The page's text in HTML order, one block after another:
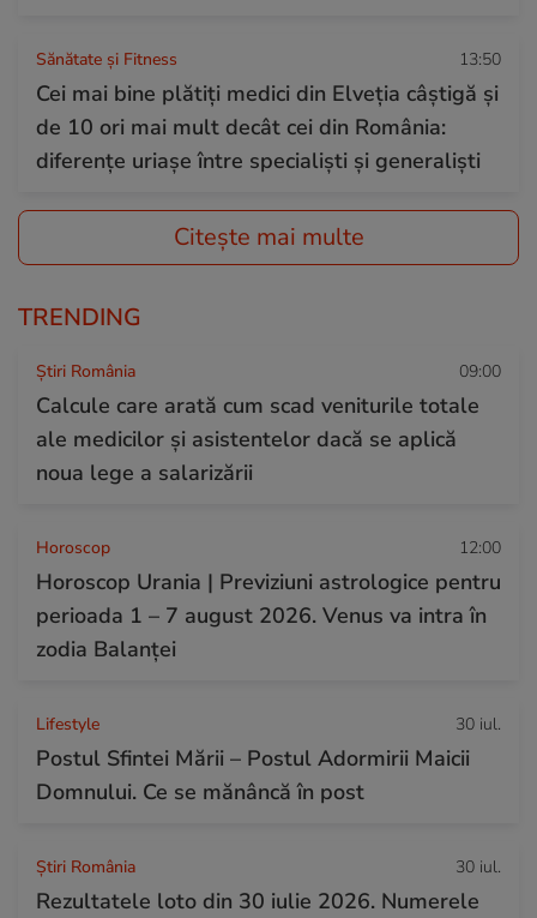
Sănătate și Fitness 13:50
Cei mai bine plătiți medici din Elveția câștigă și
de 10 ori mai mult decât cei din România:
diferențe uriașe între specialiști și generaliști
Citește mai multe
TRENDING
Știri România 09:00
Calcule care arată cum scad veniturile totale
ale medicilor și asistentelor dacă se aplică
noua lege a salarizării
Horoscop 12:00
Horoscop Urania | Previziuni astrologice pentru
perioada 1 – 7 august 2026. Venus va intra în
zodia Balanței
Lifestyle 30 iul.
Postul Sfintei Mării – Postul Adormirii Maicii
Domnului. Ce se mănâncă în post
Știri România 30 iul.
Rezultatele loto din 30 iulie 2026. Numerele